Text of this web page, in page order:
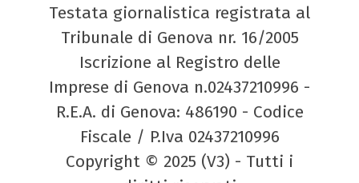
Testata giornalistica registrata al
Tribunale di Genova nr. 16/2005
Iscrizione al Registro delle
Imprese di Genova n.02437210996 -
R.E.A. di Genova: 486190 - Codice
Fiscale / P.Iva 02437210996
Copyright © 2025 (V3) - Tutti i